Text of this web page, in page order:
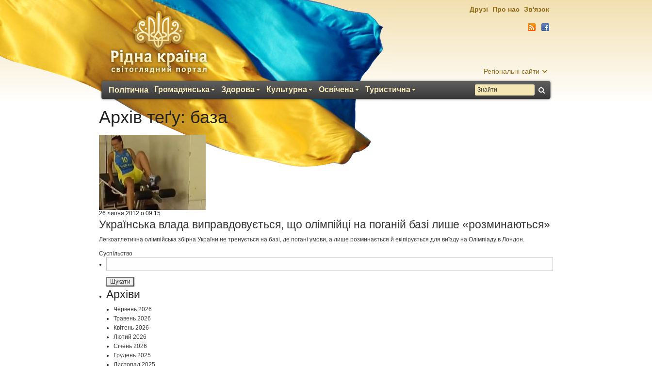
Регіональні сайти
Політична Громадянська Здорова Культурна Освічена Туристична
Друзі Про нас Зв'язок
Архів теґу: база
26 липня 2012 о 09:15
Українська влада виправдовується, що олімпійці на поганій базі лише «розминаються»
Легкоатлетична олімпійська збірна України не тренується на базі, де погані умови, а лише розминається й екіпірується для виїзду на Олімпіаду в Лондон.
Суспільство
Архіви
Червень 2026
Травень 2026
Квітень 2026
Лютий 2026
Січень 2026
Грудень 2025